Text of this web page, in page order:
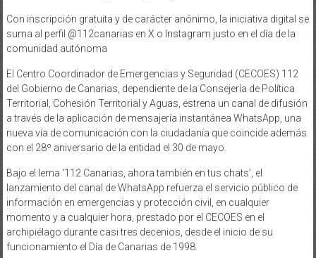
Con inscripción gratuita y de carácter anónimo, la iniciativa digital se
suma al perfil @112canarias en X o Instagram justo en el día de la
comunidad autónoma
El Centro Coordinador de Emergencias y Seguridad (CECOES) 112
del Gobierno de Canarias, dependiente de la Consejería de Política
Territorial, Cohesión Territorial y Aguas, estrena un canal de difusión
a través de la aplicación de mensajería instantánea WhatsApp, una
nueva vía de comunicación con la ciudadanía que coincide además
con el 28º aniversario de la entidad el 30 de mayo.
Bajo el lema ‘112 Canarias, ahora también en tus chats’, el
lanzamiento del canal de WhatsApp refuerza el servicio público de
información en emergencias y protección civil, en cualquier
momento y a cualquier hora, prestado por el CECOES en el
archipiélago durante casi tres decenios, desde el inicio de su
funcionamiento el Día de Canarias de 1998.